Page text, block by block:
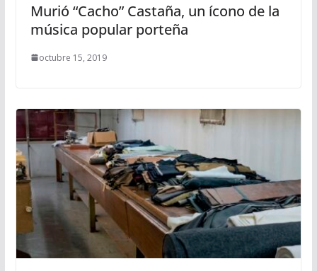
Murió “Cacho” Castaña, un ícono de la
música popular porteña
octubre 15, 2019